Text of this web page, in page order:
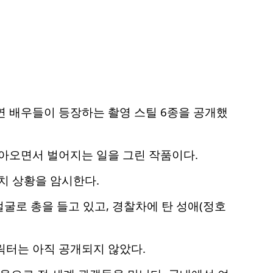
배우들이 등장하는 촬영 스틸 6종을 공개했
오면서 벌어지는 일을 그린 작품이다.
상황을 암시한다.
로 총을 들고 있고, 경찰차에 탄 성애(정호
는 아직 공개되지 않았다.